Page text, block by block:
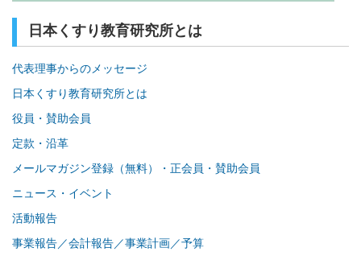
日本くすり教育研究所とは
代表理事からのメッセージ
日本くすり教育研究所とは
役員・賛助会員
定款・沿革
メールマガジン登録（無料）・正会員・賛助会員
ニュース・イベント
活動報告
事業報告／会計報告／事業計画／予算